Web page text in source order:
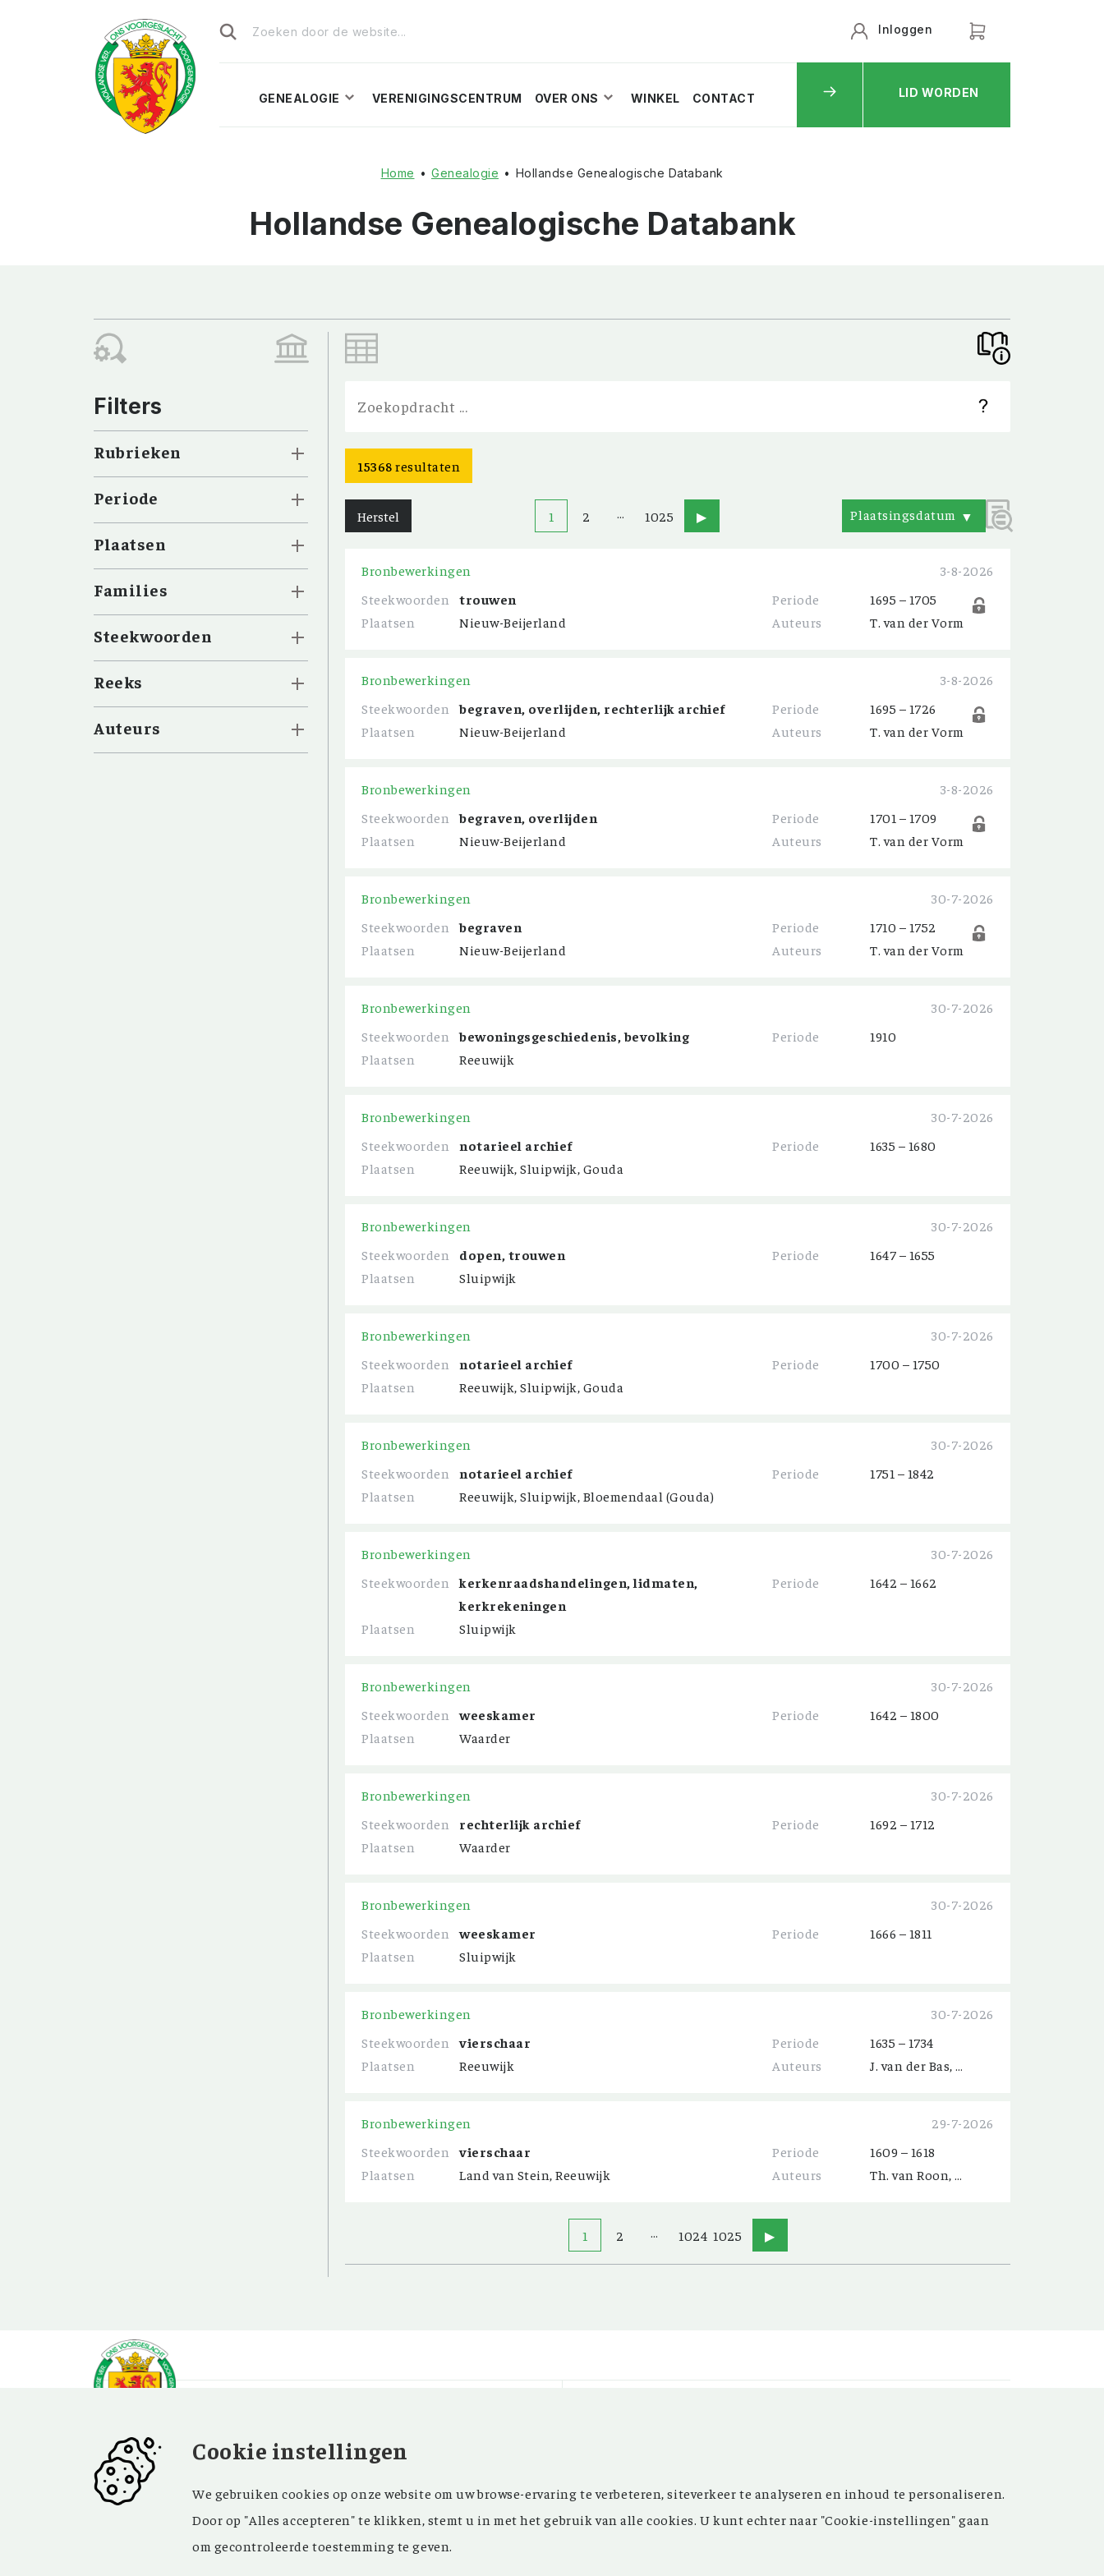
naar:
GENEALOGIE VERENIGINGSCENTRUM OVER ONS WINKEL CONTACT
Inloggen
LID WORDEN
Home • Genealogie • Hollandse Genealogische Databank
Hollandse Genealogische Databank
Filters
Rubrieken
Periode
Plaatsen
Families
Steekwoorden
Reeks
Auteurs
15368 resultaten
Herstel 1 2 … 1025 ▶ Plaatsingsdatum ▼
Bronbewerkingen
3-8-2026
Steekwoorden
trouwen Periode
1695 – 1705
Plaatsen
Nieuw-Beijerland Auteurs T. van der Vorm
Bronbewerkingen
3-8-2026
Steekwoorden
begraven, overlijden, rechterlijk archief Periode
1695 – 1726
Plaatsen
Nieuw-Beijerland Auteurs T. van der Vorm
Bronbewerkingen
3-8-2026
Steekwoorden
begraven, overlijden Periode
1701 – 1709
Plaatsen
Nieuw-Beijerland Auteurs T. van der Vorm
Bronbewerkingen
30-7-2026
Steekwoorden
begraven Periode
1710 – 1752
Plaatsen
Nieuw-Beijerland Auteurs T. van der Vorm
Bronbewerkingen
30-7-2026
Steekwoorden
bewoningsgeschiedenis, bevolking Periode
1910
Plaatsen
Reeuwijk
Bronbewerkingen
30-7-2026
Steekwoorden
notarieel archief Periode
1635 – 1680
Plaatsen
Reeuwijk, Sluipwijk, Gouda
Bronbewerkingen
30-7-2026
Steekwoorden
dopen, trouwen Periode
1647 – 1655
Plaatsen
Sluipwijk
Bronbewerkingen
30-7-2026
Steekwoorden
notarieel archief Periode
1700 – 1750
Plaatsen
Reeuwijk, Sluipwijk, Gouda
Bronbewerkingen
30-7-2026
Steekwoorden
notarieel archief Periode
1751 – 1842
Plaatsen
Reeuwijk, Sluipwijk, Bloemendaal (Gouda)
Bronbewerkingen
30-7-2026
Steekwoorden
kerkenraadshandelingen, lidmaten,
kerkrekeningen
Periode 1642 – 1662
Plaatsen Sluipwijk
Bronbewerkingen
30-7-2026
Steekwoorden
weeskamer Periode
1642 – 1800
Plaatsen
Waarder
Bronbewerkingen
30-7-2026
Steekwoorden
rechterlijk archief Periode
1692 – 1712
Plaatsen
Waarder
Bronbewerkingen
30-7-2026
Steekwoorden
weeskamer Periode
1666 – 1811
Plaatsen
Sluipwijk
Bronbewerkingen
30-7-2026
Steekwoorden
vierschaar Periode
1635 – 1734
Plaatsen
Reeuwijk Auteurs J. van der Bas, C. Heij, E. Hoogeveen, J. van Kippershuis, C. Perdijk, A. Spijker
Bronbewerkingen
29-7-2026
Steekwoorden
vierschaar Periode
1609 – 1618
Plaatsen
Land van Stein, Reeuwijk Auteurs Th. van Roon, J. van Roon, H. Verberk
1 2 … 1024 1025 ▶
OVER OV
CONTACT
Contact
Bezoekadres
FACEBOOK
oprichting in 1946 zijn de inspirerende artikelen
in ons maandblad en meer dan 15.000 bestanden
Cookie instellingen
We gebruiken cookies op onze website om uw browse-ervaring te verbeteren, siteverkeer te analyseren en inhoud te personaliseren.
Door op "Alles accepteren" te klikken, stemt u in met het gebruik van alle cookies. U kunt echter naar "Cookie-instellingen" gaan
om gecontroleerde toestemming te geven.